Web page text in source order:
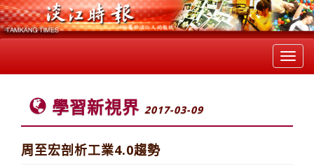
學習新視界 2017-03-09
周至宏剖析工業4.0趨勢